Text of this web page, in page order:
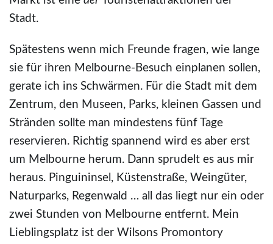
Stadt.
Spätestens wenn mich Freunde fragen, wie lange
sie für ihren Melbourne-Besuch einplanen sollen,
gerate ich ins Schwärmen. Für die Stadt mit dem
Zentrum, den Museen, Parks, kleinen Gassen und
Stränden sollte man mindestens fünf Tage
reservieren. Richtig spannend wird es aber erst
um Melbourne herum. Dann sprudelt es aus mir
heraus. Pinguininsel, Küstenstraße, Weingüter,
Naturparks, Regenwald … all das liegt nur ein oder
zwei Stunden von Melbourne entfernt. Mein
Lieblingsplatz ist der Wilsons Promontory